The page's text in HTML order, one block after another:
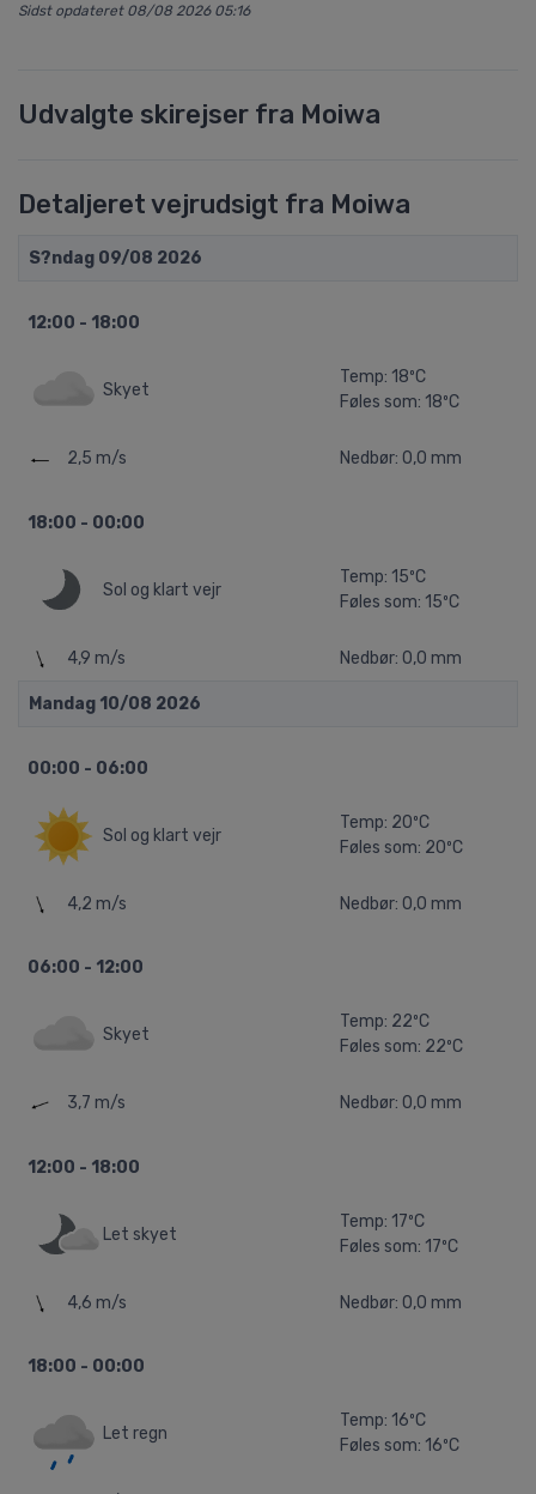
Sidst opdateret 08/08 2026 05:16
Udvalgte skirejser fra Moiwa
Detaljeret vejrudsigt fra Moiwa
S?ndag 09/08 2026
12:00 - 18:00
Skyet
Temp: 18ºC
Føles som: 18ºC
2,5 m/s Nedbør: 0,0 mm
18:00 - 00:00
Sol og klart vejr
Temp: 15ºC
Føles som: 15ºC
4,9 m/s Nedbør: 0,0 mm
Mandag 10/08 2026
00:00 - 06:00
Sol og klart vejr
Temp: 20ºC
Føles som: 20ºC
4,2 m/s Nedbør: 0,0 mm
06:00 - 12:00
Skyet
Temp: 22ºC
Føles som: 22ºC
3,7 m/s Nedbør: 0,0 mm
12:00 - 18:00
Let skyet
Temp: 17ºC
Føles som: 17ºC
4,6 m/s Nedbør: 0,0 mm
18:00 - 00:00
Let regn
Temp: 16ºC
Føles som: 16ºC